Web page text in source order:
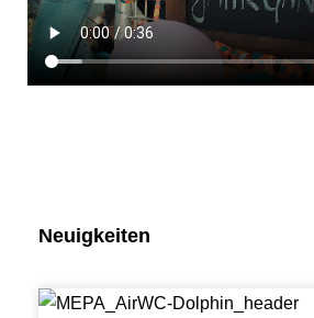
Neuigkeiten